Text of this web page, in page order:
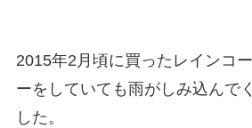
2015年2月頃に買ったレインコ
ーをしていても雨がしみ込んで
した。